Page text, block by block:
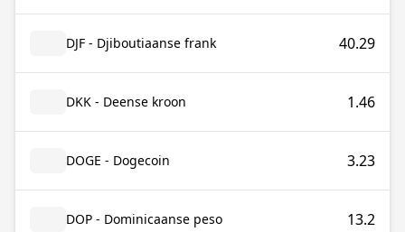
DJF - Djiboutiaanse frank 40.29
DKK - Deense kroon 1.46
DOGE - Dogecoin 3.23
DOP - Dominicaanse peso 13.2